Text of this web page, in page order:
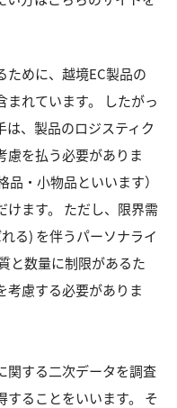
ために、越境EC製品の
まれています。 したがっ
、製品のロジスティク
慮を払う必要がありま
・小物品といいます）
けます。 ただし、限界需
る) を伴うパーソナライ
と数量に制限があるた
考慮する必要がありま
関する二次データを調査
することをいいます。 そ